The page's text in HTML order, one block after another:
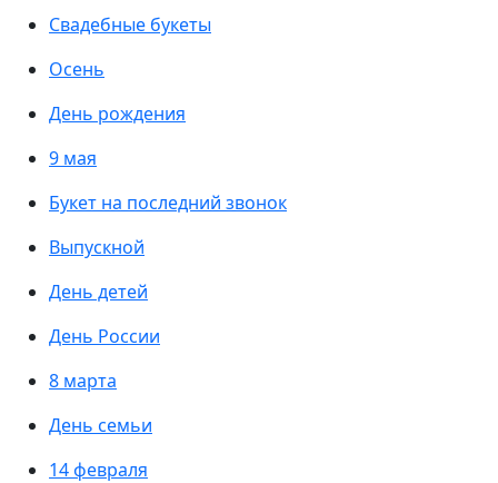
Свадебные букеты
Осень
День рождения
9 мая
Букет на последний звонок
Выпускной
День детей
День России
8 марта
День семьи
14 февраля